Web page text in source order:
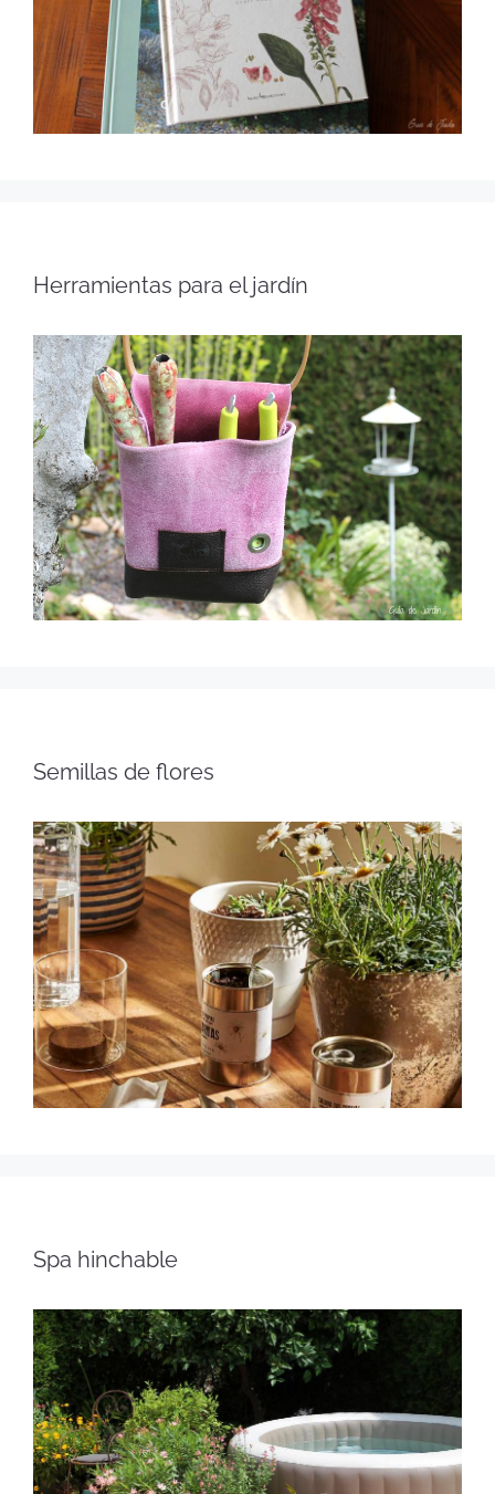
Herramientas para el jardín
Semillas de flores
Spa hinchable